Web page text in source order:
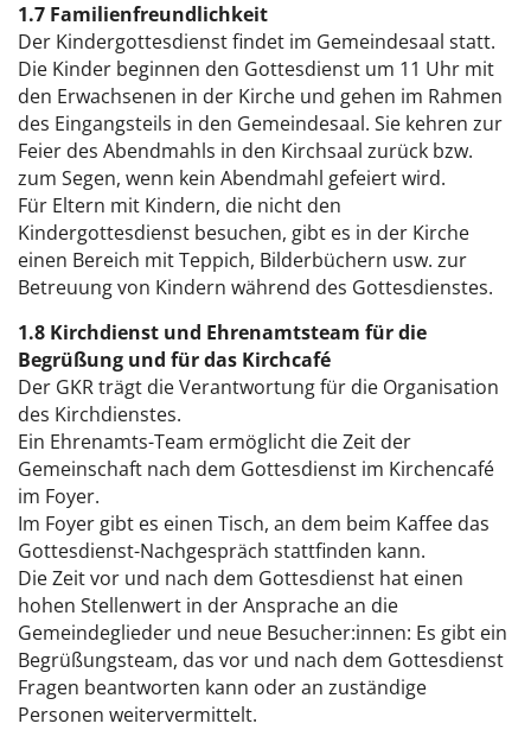
1.7 Familienfreundlichkeit
Der Kindergottesdienst findet im Gemeindesaal statt.
Die Kinder beginnen den Gottesdienst um 11 Uhr mit
den Erwachsenen in der Kirche und gehen im Rahmen
des Eingangsteils in den Gemeindesaal. Sie kehren zur
Feier des Abendmahls in den Kirchsaal zurück bzw.
zum Segen, wenn kein Abendmahl gefeiert wird.
Für Eltern mit Kindern, die nicht den
Kindergottesdienst besuchen, gibt es in der Kirche
einen Bereich mit Teppich, Bilderbüchern usw. zur
Betreuung von Kindern während des Gottesdienstes.
1.8 Kirchdienst und Ehrenamtsteam für die
Begrüßung und für das Kirchcafé
Der GKR trägt die Verantwortung für die Organisation
des Kirchdienstes.
Ein Ehrenamts-Team ermöglicht die Zeit der
Gemeinschaft nach dem Gottesdienst im Kirchencafé
im Foyer.
Im Foyer gibt es einen Tisch, an dem beim Kaffee das
Gottesdienst-Nachgespräch stattfinden kann.
Die Zeit vor und nach dem Gottesdienst hat einen
hohen Stellenwert in der Ansprache an die
Gemeindeglieder und neue Besucher:innen: Es gibt ein
Begrüßungsteam, das vor und nach dem Gottesdienst
Fragen beantworten kann oder an zuständige
Personen weitervermittelt.